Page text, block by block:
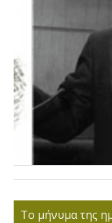
Το μήνυμα της